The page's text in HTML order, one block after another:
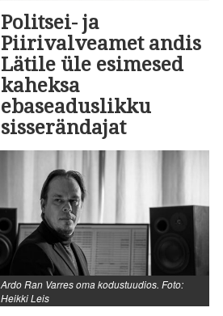
Politsei- ja
Piirivalveamet andis
Lätile üle esimesed
kaheksa
ebaseaduslikku
sisserändajat
Ardo Ran Varres oma kodustuudios. Foto:
Heikki Leis